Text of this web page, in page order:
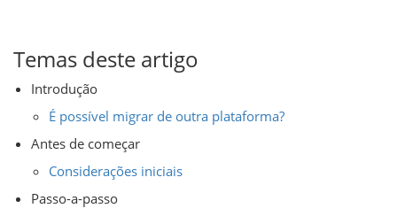
Temas deste artigo
Introdução
É possível migrar de outra plataforma?
Antes de começar
Considerações iniciais
Passo-a-passo